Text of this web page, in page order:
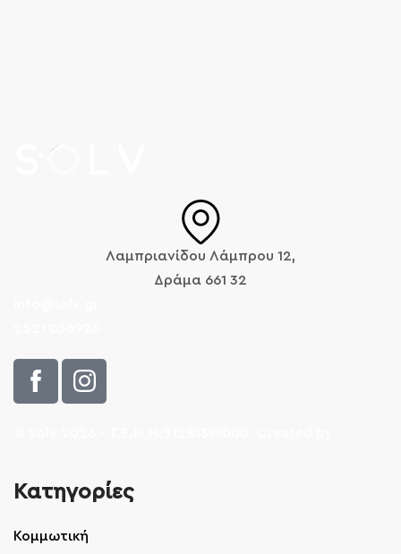
Λαμπριανίδου Λάμπρου 12,
Δράμα 661 32
Κατηγορίες
Κομμωτική